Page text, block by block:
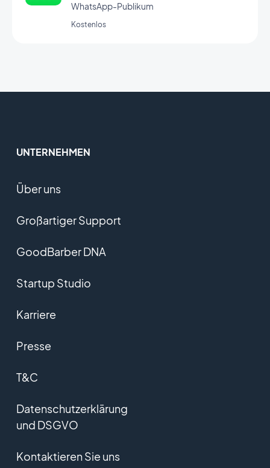
WhatsApp-Publikum
Kostenlos
UNTERNEHMEN
Über uns
Großartiger Support
GoodBarber DNA
Startup Studio
Karriere
Presse
T&C
Datenschutzerklärung
und DSGVO
Kontaktieren Sie uns